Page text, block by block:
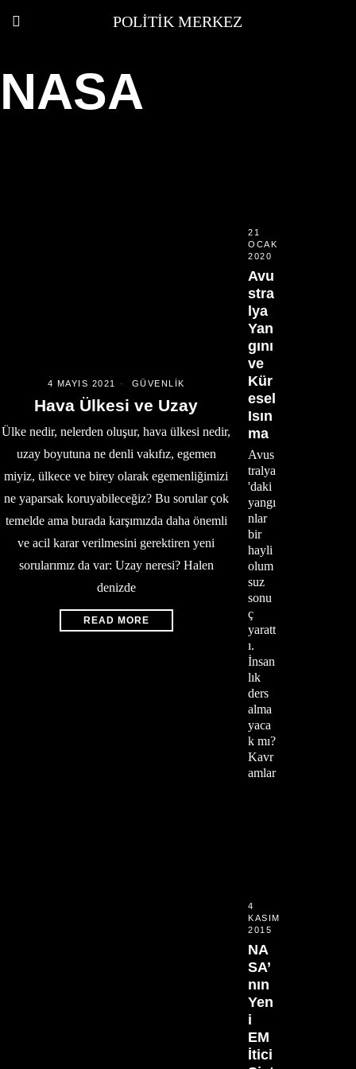
POLITIK MERKEZ
NASA
4 MAYIS 2021 GÜVENLIK
Hava Ülkesi ve Uzay
Ülke nedir, nelerden oluşur, hava ülkesi nedir,
uzay boyutuna ne denli vakıfız, egemen
miyiz, ülkece ve birey olarak egemenliğimizi
ne yaparsak koruyabileceğiz? Bu sorular çok
temelde ama burada karşımızda daha önemli
ve acil karar verilmesini gerektiren yeni
sorularımız da var: Uzay neresi? Halen
denizde
READ MORE
21
OCAK
2020
Avu
stra
lya
Yan
gını
ve
Kür
esel
Isın
ma
Avus
tralya
'daki
yangı
nlar
bir
hayli
olum
suz
sonu
ç
yaratt
ı.
İnsan
lık
ders
alma
yaca
k mı?
Kavr
amlar
4
KASIM
2015
NA
SA’
nın
Yen
i
EM
İtici